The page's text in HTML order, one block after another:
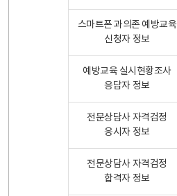
스마트폰 과의존 예방교육
신청자 정보
예방교육 실시현황조사
응답자 정보
전문상담사 자격검정
응시자 정보
전문상담사 자격검정
합격자 정보